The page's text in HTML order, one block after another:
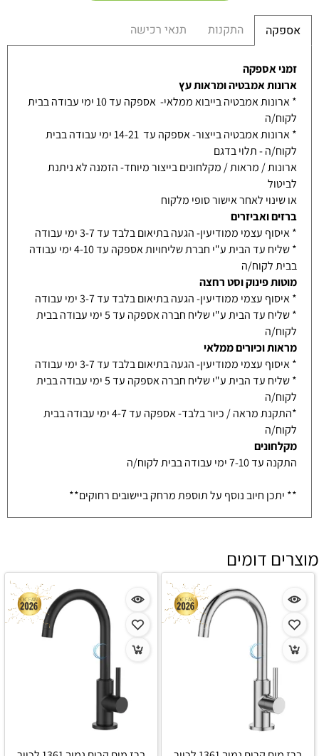
אספקה התקנות תנאי רכישה
זמני אספקה
ארונות אמבטיה ומראות עץ
* ארונות אמבטיה בייבוא ממלאי- אספקה עד 10 ימי עבודה בבית
לקוח/ה
* ארונות אמבטיה בייצור- אספקה עד 14-21 ימי עבודה בבית
לקוח/ה - תלוי בדגם
ארונות / מראות / מקלחונים בייצור מיוחד- הזמנה לא ניתנת
לביטול
או שינוי לאחר אישור סופי מלקוח
ברזים ואביזרים
* איסוף עצמי ממודיעין- הגעה בתיאום בלבד עד 3-7 ימי עבודה
* שליח עד הבית ע"י חברת שליחויות אספקה עד 4-10 ימי עבודה
בבית לקוח/ה
מוטות פינוק וסט רחצה
* איסוף עצמי ממודיעין- הגעה בתיאום בלבד עד 3-7 ימי עבודה
* שליח עד הבית ע"י שליח חברה אספקה עד 5 ימי עבודה בבית
לקוח/ה
מראות וכיורים ממלאי
* איסוף עצמי ממודיעין- הגעה בתיאום בלבד עד 3-7 ימי עבודה
* שליח עד הבית ע"י שליח חברה אספקה עד 5 ימי עבודה בבית
לקוח/ה
*התקנת מראה / כיור בלבד- אספקה עד 4-7 ימי עבודה בבית
לקוח/ה
מקלחונים
התקנה עד 7-10 ימי עבודה בבית לקוח/ה
** יתכן חיוב נוסף על תוספת מרחק ביישובים רחוקים**
מוצרים דומים